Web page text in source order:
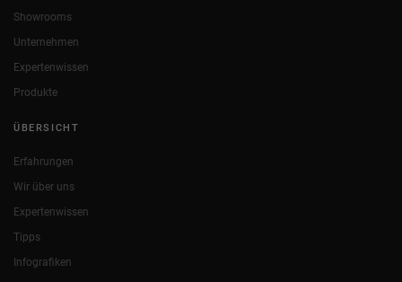
Showrooms
Unternehmen
Expertenwissen
Produkte
ÜBERSICHT
Erfahrungen
Wir über uns
Expertenwissen
Tipps
Infografiken